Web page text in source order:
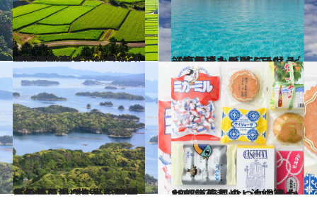
2021.4.26
【画像40点！】いつか行きたい！ 日本の絶景 ～九州・沖縄篇～
旅＆お出かけ 2020.5.2
【絶景ビーチBEST10】ビーチの達人が選ぶ、もう一度行きたいビーチは？
旅＆お出かけ
2021.6.5
【長崎】小さな島の美しい祈りの場 “世界遺産”黒島の集落とグルメを探訪
旅＆お出かけ 2021.6.1
47都道府県のレトロかわいいお菓子 なつかし＆かわいい～九州・沖縄篇～
グルメ